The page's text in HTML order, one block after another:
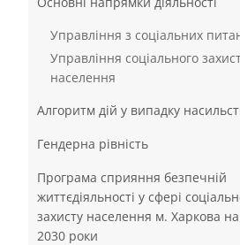
Управління з соціальних
Управління соціального
населення
Алгоритм дій у випадку
Гендерна рівність
Програма сприяння безпечній
життєдіяльності у сфері
захисту населення м. Харкова
2030 роки